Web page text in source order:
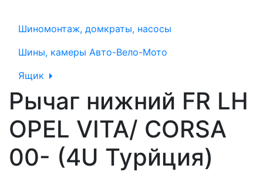
Шиномонтаж, домкраты, насосы
Шины, камеры Авто-Вело-Мото
Ящик
Рычаг нижний FR LH
OPEL VITA/ CORSA
00- (4U Турйция)